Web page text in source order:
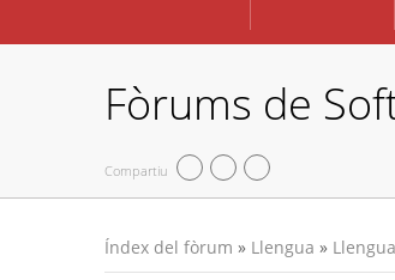
Fòrums de
Compartiu
Índex del fòrum » Llengua »